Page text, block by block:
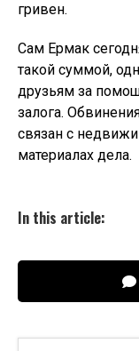
гривен.
Сам Ермак
такой суммой,
друзьям за
залога.
связан с
материалах дела.
In this article: